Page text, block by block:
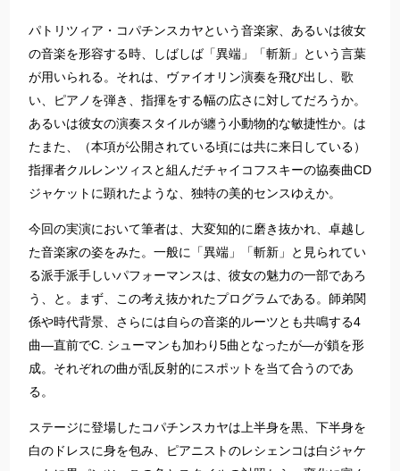
パトリツィア・コパチンスカヤという音楽家、あるいは彼女
の音楽を形容する時、しばしば「異端」「斬新」という言葉
が用いられる。それは、ヴァイオリン演奏を飛び出し、歌
い、ピアノを弾き、指揮をする幅の広さに対してだろうか。
あるいは彼女の演奏スタイルが纏う小動物的な敏捷性か。は
たまた、（本項が公開されている頃には共に来日している）
指揮者クルレンツィスと組んだチャイコフスキーの協奏曲CD
ジャケットに顕れたような、独特の美的センスゆえか。
今回の実演において筆者は、大変知的に磨き抜かれ、卓越し
た音楽家の姿をみた。一般に「異端」「斬新」と見られてい
る派手派手しいパフォーマンスは、彼女の魅力の一部であろ
う、と。まず、この考え抜かれたプログラムである。師弟関
係や時代背景、さらには自らの音楽的ルーツとも共鳴する4
曲―直前でC. シューマンも加わり5曲となったが―が鎖を形
成。それぞれの曲が乱反射的にスポットを当て合うのであ
る。
ステージに登場したコパチンスカヤは上半身を黒、下半身を
白のドレスに身を包み、ピアニストのレシェンコは白ジャケ